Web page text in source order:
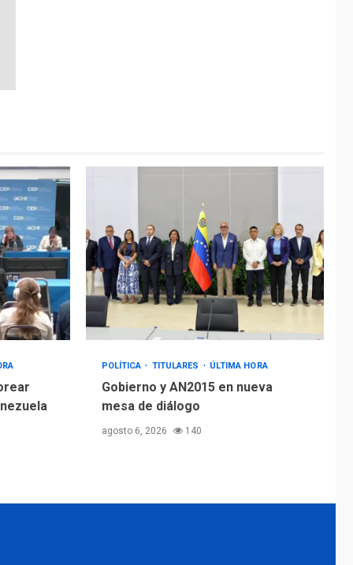
POLÍTICA TITULARES ÚLTIMA HORA
Gobierno y AN2015 en nueva
mesa de diálogo
agosto 6, 2026 140